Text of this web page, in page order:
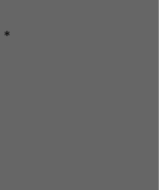
*